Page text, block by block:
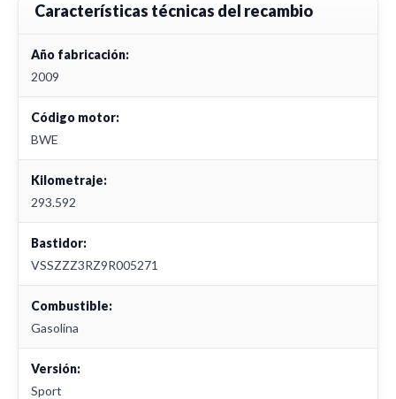
Características técnicas del recambio
Año fabricación:
2009
Código motor:
BWE
Kilometraje:
293.592
Bastidor:
VSSZZZ3RZ9R005271
Combustible:
Gasolina
Versión:
Sport